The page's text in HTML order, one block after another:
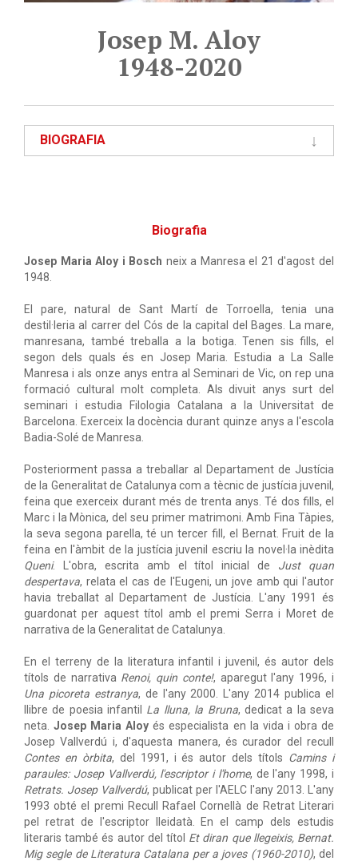
Josep M. Aloy
1948-2020
BIOGRAFIA
Biografia
Josep Maria Aloy i Bosch neix a Manresa el 21 d'agost del
1948.
El pare, natural de Sant Martí de Torroella, tenia una
destil·leria al carrer del Cós de la capital del Bages. La mare,
manresana, també treballa a la botiga. Tenen sis fills, el
segon dels quals és en Josep Maria. Estudia a La Salle
Manresa i als onze anys entra al Seminari de Vic, on rep una
formació cultural molt completa. Als divuit anys surt del
seminari i estudia Filologia Catalana a la Universitat de
Barcelona. Exerceix la docència durant quinze anys a l'escola
Badia-Solé de Manresa.
Posteriorment passa a treballar al Departament de Justícia
de la Generalitat de Catalunya com a tècnic de justícia juvenil,
feina que exerceix durant més de trenta anys. Té dos fills, el
Marc i la Mònica, del seu primer matrimoni. Amb Fina Tàpies,
la seva segona parella, té un tercer fill, el Bernat. Fruit de la
feina en l'àmbit de la justícia juvenil escriu la novel·la inèdita
Queni. L'obra, escrita amb el títol inicial de Just quan
despertava, relata el cas de l'Eugeni, un jove amb qui l'autor
havia treballat al Departament de Justícia. L'any 1991 és
guardonat per aquest títol amb el premi Serra i Moret de
narrativa de la Generalitat de Catalunya.
En el terreny de la literatura infantil i juvenil, és autor dels
títols de narrativa Renoi, quin conte!, aparegut l'any 1996, i
Una picoreta estranya, de l'any 2000. L'any 2014 publica el
llibre de poesia infantil La lluna, la Bruna, dedicat a la seva
neta.Josep Maria Aloy és especialista en la vida i obra de
Josep Vallverdú i, d'aquesta manera, és curador del recull
Contes en òrbita, del 1991, i és autor dels títols Camins i
paraules: Josep Vallverdú, l'escriptor i l'home, de l'any 1998, i
Retrats. Josep Vallverdú, publicat per l'AELC l'any 2013. L'any
1993 obté el premi Recull Rafael Cornellà de Retrat Literari
pel retrat de l'escriptor lleidatà. En el camp dels estudis
literaris també és autor del títol Et diran que llegeixis, Bernat.
Mig segle de Literatura Catalana per a joves (1960-2010), del